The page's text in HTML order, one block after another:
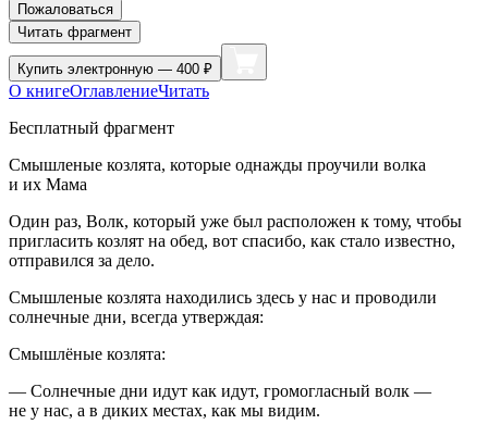
Пожаловаться
Читать фрагмент
Купить электронную — 400 ₽
О книгеОглавлениеЧитать
Бесплатный фрагмент
Смышленые козлята, которые однажды проучили волка
и их Мама
Один раз, Волк, который уже был расположен к тому, чтобы
пригласить козлят на обед, вот спасибо, как стало известно,
отправился за дело.
Смышленые козлята находились здесь у нас и проводили
солнечные дни, всегда утверждая:
Смышлёные козлята:
— Солнечные дни идут как идут, громогласный волк —
не у нас, а в диких местах, как мы видим.